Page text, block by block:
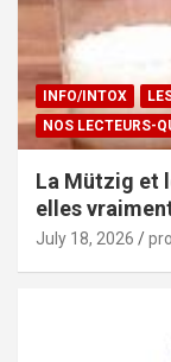
INFO/INTOX
NOS LECTEURS-
La Mützig et
elles
July 18, 2026